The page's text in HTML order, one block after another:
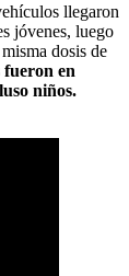
llegaron
jóvenes, luego
dosis de
fueron en
niños.